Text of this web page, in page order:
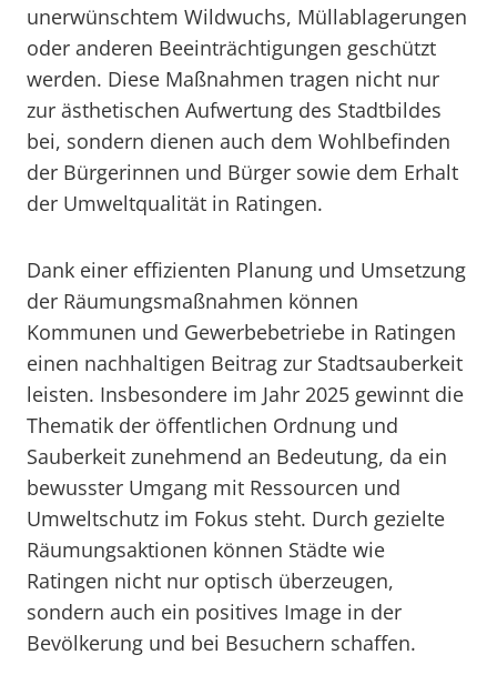
unerwünschtem Wildwuchs, Müllablagerungen
oder anderen Beeinträchtigungen geschützt
werden. Diese Maßnahmen tragen nicht nur
zur ästhetischen Aufwertung des Stadtbildes
bei, sondern dienen auch dem Wohlbefinden
der Bürgerinnen und Bürger sowie dem Erhalt
der Umweltqualität in Ratingen.
Dank einer effizienten Planung und Umsetzung
der Räumungsmaßnahmen können
Kommunen und Gewerbebetriebe in Ratingen
einen nachhaltigen Beitrag zur Stadtsauberkeit
leisten. Insbesondere im Jahr 2025 gewinnt die
Thematik der öffentlichen Ordnung und
Sauberkeit zunehmend an Bedeutung, da ein
bewusster Umgang mit Ressourcen und
Umweltschutz im Fokus steht. Durch gezielte
Räumungsaktionen können Städte wie
Ratingen nicht nur optisch überzeugen,
sondern auch ein positives Image in der
Bevölkerung und bei Besuchern schaffen.